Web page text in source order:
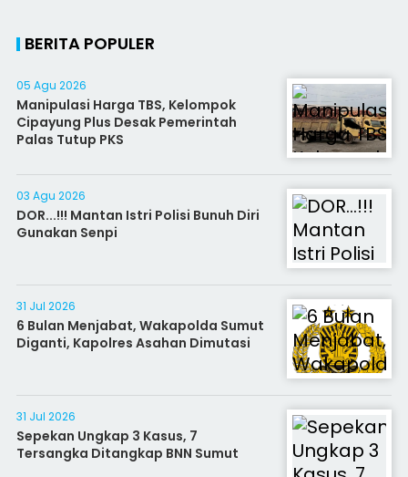
BERITA POPULER
05 Agu 2026
Manipulasi Harga TBS, Kelompok
Cipayung Plus Desak Pemerintah
Palas Tutup PKS
03 Agu 2026
DOR...!!! Mantan Istri Polisi Bunuh Diri
Gunakan Senpi
31 Jul 2026
6 Bulan Menjabat, Wakapolda Sumut
Diganti, Kapolres Asahan Dimutasi
31 Jul 2026
Sepekan Ungkap 3 Kasus, 7
Tersangka Ditangkap BNN Sumut